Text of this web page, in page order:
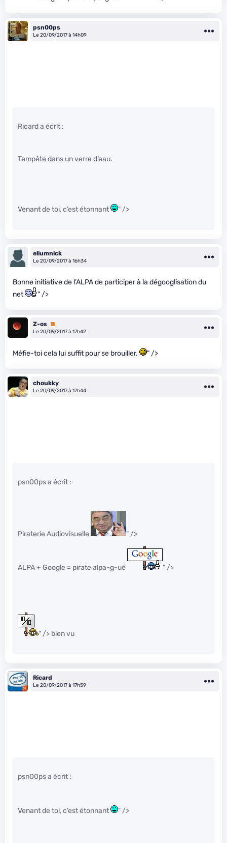
psn00ps
Le 20/09/2017 à 14h09
Ricard a écrit :
Tempête dans un verre d’eau.
Venant de toi, c’est étonnant " />
eliumnick
Le 20/09/2017 à 16h34
Bonne initiative de l’ALPA de participer à la dégooglisation du
net
" />
Z-os Premium
Le 20/09/2017 à 17h42
Méfie-toi cela lui suffit pour se brouiller. " />
choukky
Le 20/09/2017 à 17h44
psn00ps a écrit :
Piraterie Audiovisuelle " />
ALPA + Google = pirate alpa-g-ué " />
" /> bien vu
Ricard
Le 20/09/2017 à 17h59
psn00ps a écrit :
Venant de toi, c’est étonnant " />